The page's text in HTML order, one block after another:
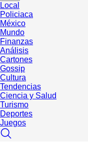
Local
Policiaca
México
Mundo
Finanzas
Análisis
Cartones
Gossip
Cultura
Tendencias
Ciencia y Salud
Turismo
Deportes
Juegos